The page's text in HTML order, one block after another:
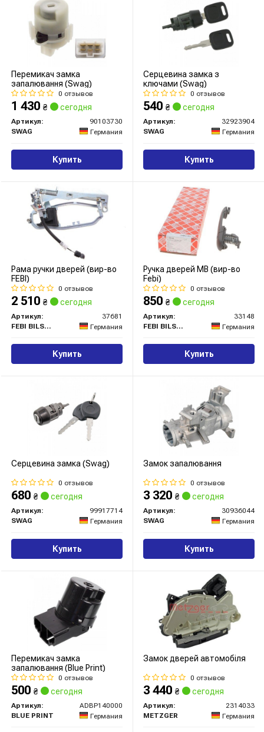
Перемикач замка
запалювання (Swag)
0 отзывов
1 430 ₴ сегодня
Артикул:
90103730
SWAG
Германия
Купить
Серцевина замка з
ключами (Swag)
0 отзывов
540 ₴ сегодня
Артикул:
32923904
SWAG
Германия
Купить
Рама ручки дверей (вир-во
FEBI)
0 отзывов
2 510 ₴ сегодня
Артикул:
37681
FEBI BILSTEIN
Германия
Купить
Ручка дверей MB (вир-во
Febi)
0 отзывов
850 ₴ сегодня
Артикул:
33148
FEBI BILSTEIN
Германия
Купить
Серцевина замка (Swag)
0 отзывов
680 ₴ сегодня
Артикул:
99917714
SWAG
Германия
Купить
Замок запалювання
0 отзывов
3 320 ₴ сегодня
Артикул:
30936044
SWAG
Германия
Купить
Перемикач замка
запалювання (Blue Print)
0 отзывов
500 ₴ сегодня
Артикул:
ADBP140000
BLUE PRINT
Германия
Замок дверей автомобіля
0 отзывов
3 440 ₴ сегодня
Артикул:
2314033
METZGER
Германия